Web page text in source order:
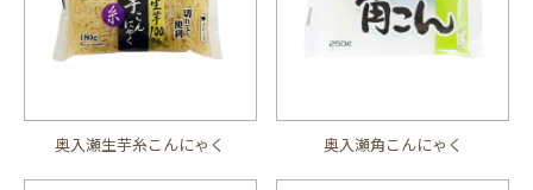
奥入瀬生芋糸こんにゃく 奥入瀬角こんにゃく